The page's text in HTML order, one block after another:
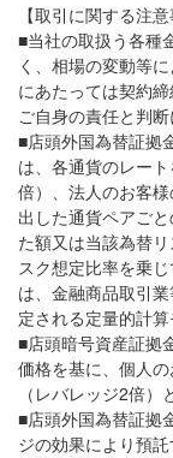
【取引に関する注意
■当社の取扱う各種
く、相場の変動等
にあたっては契約
ご自身の責任と判断
■店頭外国為替証拠
は、各通貨のレー
倍）、法人のお客
出した通貨ペアご
た額又は当該為替
スク想定比率を乗
は、金融商品取引
定される定量的計
■店頭暗号資産証拠
価格を基に、個人
（レバレッジ2倍）
■店頭外国為替証拠
ジの効果により預